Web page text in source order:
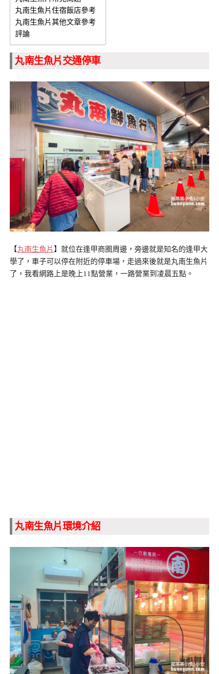
丸南生魚片住宿飯店參考
丸南生魚片其他文章參考
評論
丸南生魚片交通停車
【丸南生魚片 】就位在逢甲商圈周邊，旁邊就是知名的逢甲大
學了，車子可以停在附近的停車場，走過來後就是丸南生魚片
了，我看網路上是晚上11點營業，一路營業到凌晨五點。
丸南生魚片環境介紹